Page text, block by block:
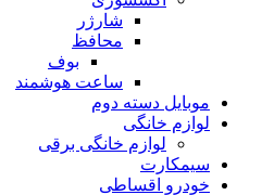
شارژر
محافظ
بوف
ساعت هوشمند
موبایل دسته دوم
لوازم خانگی
لوازم خانگی برقی
سیمکارت
خودرو اقساطی